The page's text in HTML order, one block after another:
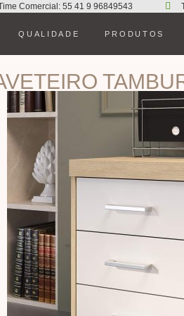
Comercial: 55 41 9 96849543
QUALIDADE PRODUTOS